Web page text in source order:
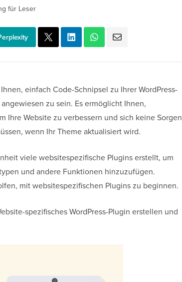
für Leser
einfach Code-Schnipsel zu Ihrer WordPress-
zu sein. Es ermöglicht Ihnen,
Ihre Website zu verbessern und sich keine Sorgen
wenn Ihr Theme aktualisiert wird.
viele websitespezifische Plugins erstellt, um
und andere Funktionen hinzuzufügen.
mit websitespezifischen Plugins zu beginnen.
spezifisches WordPress-Plugin erstellen und